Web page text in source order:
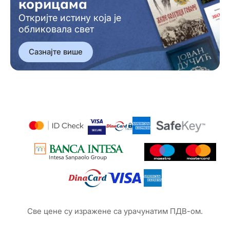
корицама
Откријте истину која је
обликовала свет
Сазнајте више
Све цене су изражене са урачунатим ПДВ-ом.